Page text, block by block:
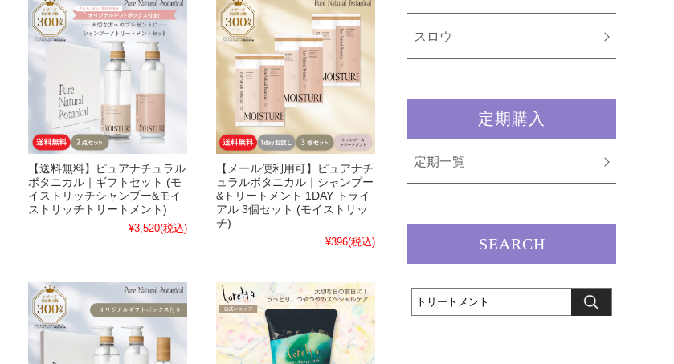
【送料無料】ピュアナチュラル
ボタニカル｜ギフトセット (モ
イストリッチシャンプー&モイ
ストリッチトリートメント)
¥3,520(税込)
【メール便利用可】ピュアナチ
ュラルボタニカル｜シャンプー
&トリートメント 1DAY トライ
アル 3個セット (モイストリッ
チ)
¥396(税込)
スロウ
定期購入
定期一覧
SEARCH